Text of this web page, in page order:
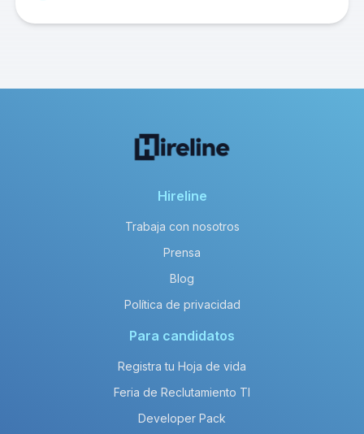
Hireline
Trabaja con nosotros
Prensa
Blog
Política de privacidad
Para candidatos
Registra tu Hoja de vida
Feria de Reclutamiento TI
Developer Pack